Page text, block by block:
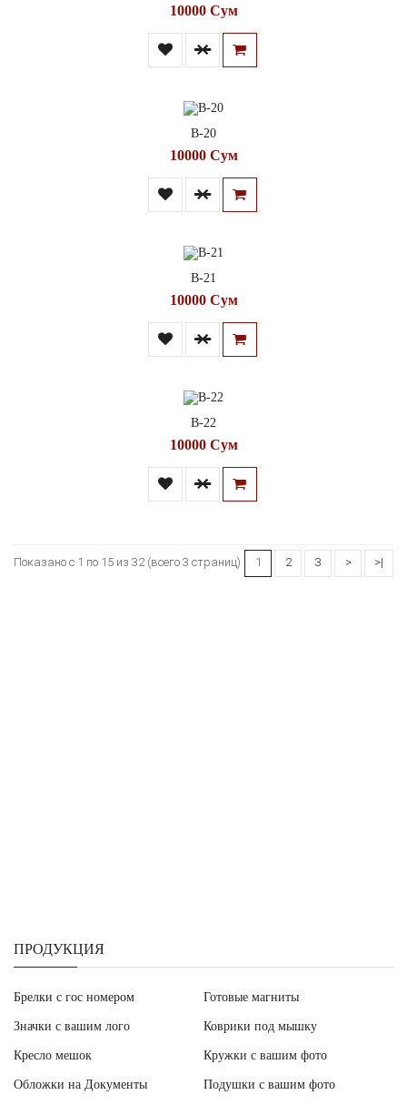
10000 Сум
В-20
10000 Сум
В-21
10000 Сум
В-22
10000 Сум
1 2 3 > >|
Показано с 1 по 15 из 32 (всего 3 страниц)
ПРОДУКЦИЯ
Брелки с гос номером Готовые магниты
Значки с вашим лого Коврики под мышку
Кресло мешок Кружки с вашим фото
Обложки на Документы Подушки с вашим фото